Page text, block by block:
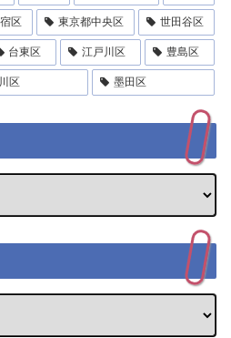
区 東京都中央区 世田谷区
台東区 江戸川区 豊島区
区 墨田区